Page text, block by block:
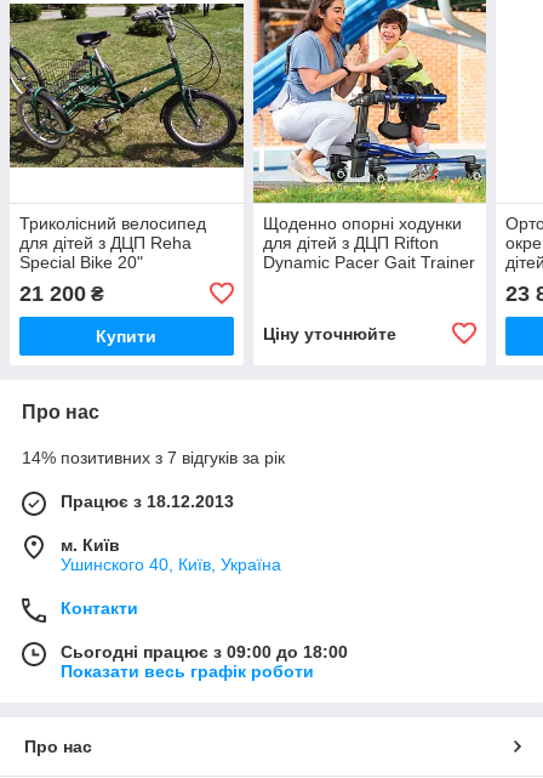
Триколісний велосипед
для дітей з ДЦП Reha
Special Bike 20"
21 200 ₴
Купити
Щоденно опорні ходунки
для дітей з ДЦП Rifton
Dynamic Pacer Gait Trainer
Ціну уточнюйте
Size
23
Про нас
14% позитивних з 7 відгуків за рік
Працює з 18.12.2013
м. Київ
Ушинского 40, Київ, Україна
Контакти
Сьогодні працює з 09:00 до 18:00
Показати весь графік роботи
Про нас